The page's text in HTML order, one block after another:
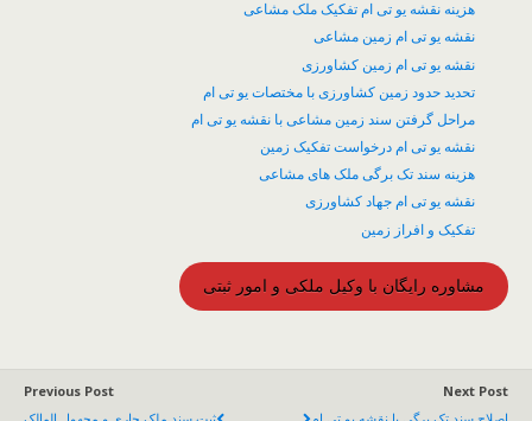
هزینه نقشه یو تی ام تفکیک ملک مشاعی
نقشه یو تی ام زمین مشاعی
نقشه یو تی ام زمین کشاورزی
تحدید حدود زمین کشاورزی با مختصات یو تی ام
مراحل گرفتن سند زمین مشاعی با نقشه یو تی ام
نقشه یو تی ام درخواست تفکیک زمین
هزینه سند تک برگی ملک های مشاعی
نقشه یو تی ام جهاد کشاورزی
تفکیک و افراز زمین
مشاوره رایگان با وکیل ملکی و امور ثبتی
Previous Post
Next Post